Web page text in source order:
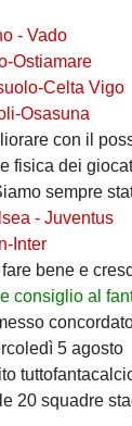
- Vado
Ostiamare
Celta Vigo
Osasuna
con il
fisica dei
sempre stati
- Juventus
Inter
bene e
consiglio al
concordato,
5 agosto
e personalizza le
stagione